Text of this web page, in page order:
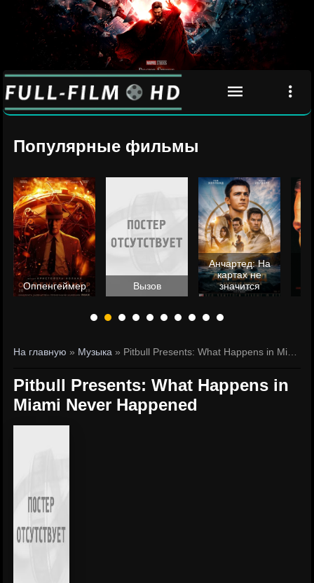
Популярные фильмы
Оппенгеймер Вызов
Анчартед: На
картах не
значится
На главную » Музыка » Pitbull Presents: What Happens in Miami Never Happened
Pitbull Presents: What Happens in
Miami Never Happened